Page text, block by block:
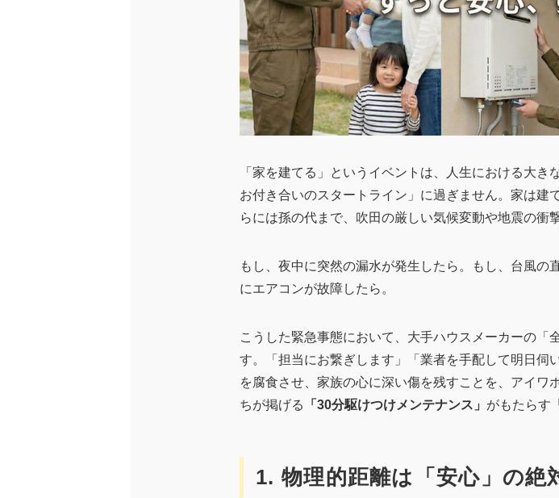
ご来店予約はこちら オンライン
「家を建てる」というイベントは、人生における大
お付き合いのスタートライン」に過ぎません。家は建
らには孫の代まで、吹田の厳しい気候変動や地震の衝
もし、夜中に突然の漏水が発生したら。もし、台風の
にエアコンが故障したら。
こうした緊急事態において、大手ハウスメーカーの「
す。「担当にお繋ぎします」「業者を手配して明日
を腐食させ、家族の心に深い傷を残すことを、アイワ
ちが掲げる
「30分駆けつけメンテナンス」 がもたらす
1. 物理的距離は「安心」の絶